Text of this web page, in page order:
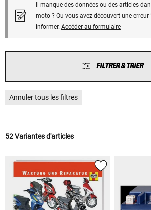
Il manque des données ou des articles
moto ? Ou vous avez découvert une erreur
informer. Accéder au formulaire
FILTRER & TRIER
Annuler tous les filtres
52 Variantes d'articles